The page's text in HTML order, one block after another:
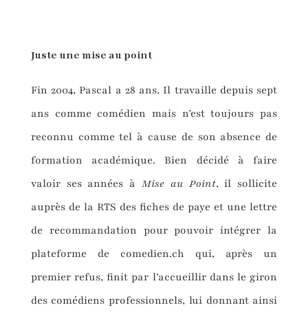
Juste une mise au point
Fin 2004, Pascal a 28 ans. Il travaille depuis sept
ans comme comédien mais n’est toujours pas
reconnu comme tel à cause de son absence de
formation académique. Bien décidé à faire
valoir ses années à Mise au Point, il sollicite
auprès de la RTS des fiches de paye et une lettre
de recommandation pour pouvoir intégrer la
plateforme de comedien.ch qui, après un
premier refus, finit par l’accueillir dans le giron
des comédiens professionnels, lui donnant ainsi